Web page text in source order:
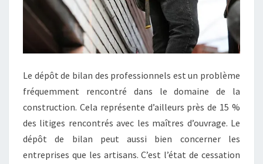
Le dépôt de bilan des professionnels est un problème
fréquemment rencontré dans le domaine de la
construction. Cela représente d’ailleurs près de 15 %
des litiges rencontrés avec les maîtres d’ouvrage. Le
dépôt de bilan peut aussi bien concerner les
entreprises que les artisans. C’est l’état de cessation